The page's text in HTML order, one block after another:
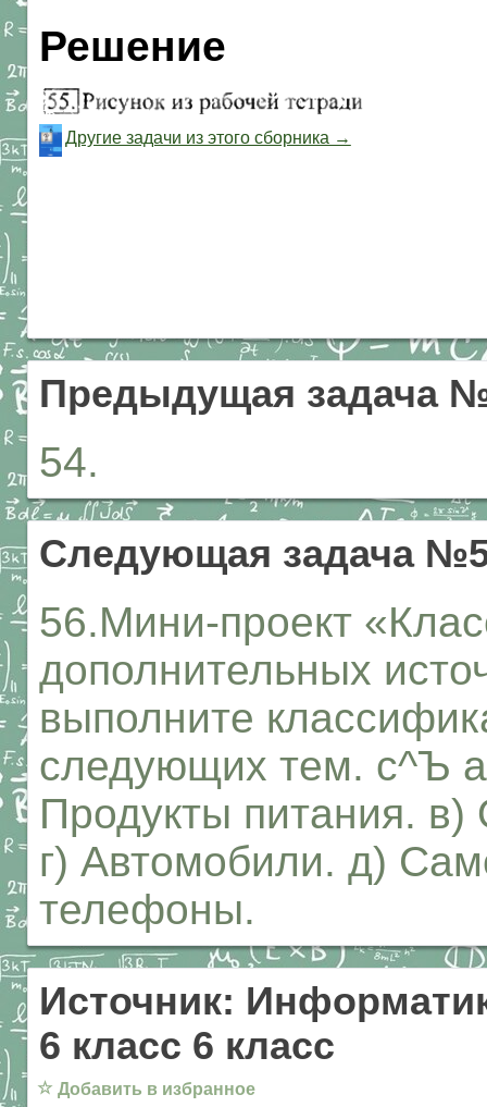
Решение
Другие задачи из этого сборника →
Предыдущая задача
54.
Следующая задача
56.Мини-проект
дополнительных
выполните
следующих тем. с^Ъ
Продукты питания.
г) Автомобили. д)
телефоны.
Источник:
6 класс 6 класс
☆ Добавить в избранное